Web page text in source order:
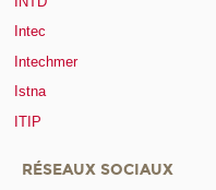
Intec
Intechmer
Istna
ITIP
RÉSEAUX SOCIAUX